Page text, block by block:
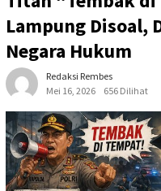
Lampung Disoal,
Negara Hukum
Redaksi Rembes
Mei 16, 2026
656 Dilihat